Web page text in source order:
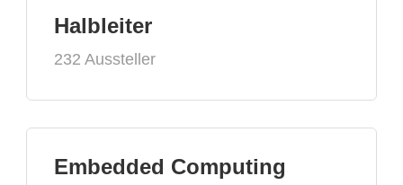
Halbleiter
232 Aussteller
Embedded Computing